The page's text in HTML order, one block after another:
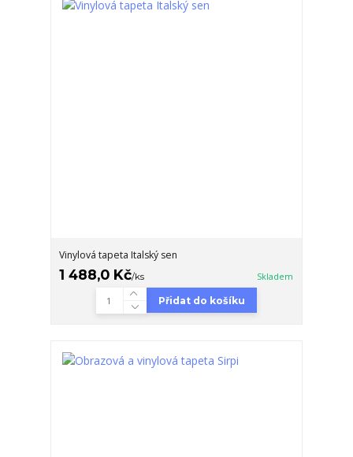
Vinylová tapeta Italský sen
1 488,0 Kč/ks Skladem
Přidat do košíku